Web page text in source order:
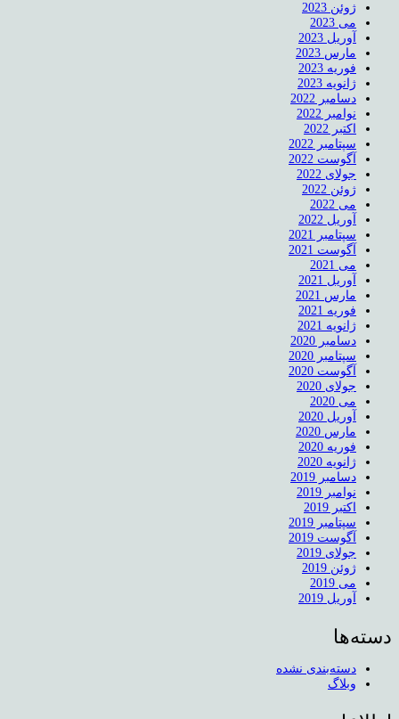
ژوئن 2023
می 2023
آوریل 2023
مارس 2023
فوریه 2023
ژانویه 2023
دسامبر 2022
نوامبر 2022
اکتبر 2022
سپتامبر 2022
آگوست 2022
جولای 2022
ژوئن 2022
می 2022
آوریل 2022
سپتامبر 2021
آگوست 2021
می 2021
آوریل 2021
مارس 2021
فوریه 2021
ژانویه 2021
دسامبر 2020
سپتامبر 2020
آگوست 2020
جولای 2020
می 2020
آوریل 2020
مارس 2020
فوریه 2020
ژانویه 2020
دسامبر 2019
نوامبر 2019
اکتبر 2019
سپتامبر 2019
آگوست 2019
جولای 2019
ژوئن 2019
می 2019
آوریل 2019
دسته‌ها
دسته‌بندی نشده
وبلاگ